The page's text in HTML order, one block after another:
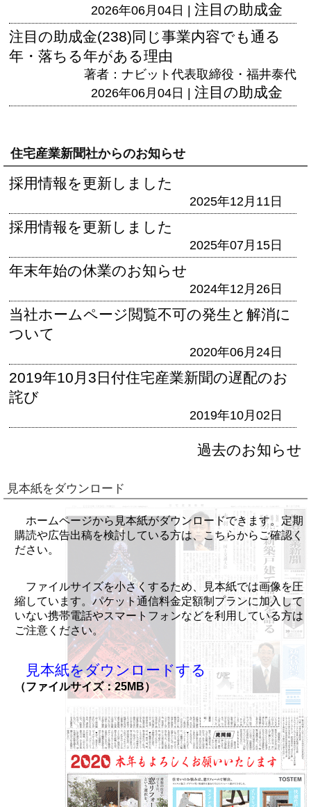
2026年06月04日 | 注目の助成金
注目の助成金(238)同じ事業内容でも通る
年・落ちる年がある理由
著者：ナビット代表取締役・福井泰代
2026年06月04日 | 注目の助成金
住宅産業新聞社からのお知らせ
採用情報を更新しました
2025年12月11日
採用情報を更新しました
2025年07月15日
年末年始の休業のお知らせ
2024年12月26日
当社ホームページ閲覧不可の発生と解消に
ついて
2020年06月24日
2019年10月3日付住宅産業新聞の遅配のお
詫び
2019年10月02日
過去のお知らせ
見本紙をダウンロード
ホームページから見本紙がダウンロードできます。定期
購読や広告出稿を検討している方は、こちらからご確認く
ださい。
ファイルサイズを小さくするため、見本紙では画像を圧
縮しています。パケット通信料金定額制プランに加入して
いない携帯電話やスマートフォンなどを利用している方は
ご注意ください。
見本紙をダウンロードする
（ファイルサイズ：25MB）